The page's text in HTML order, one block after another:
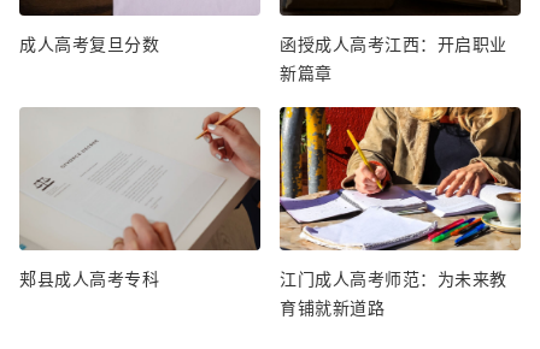
成人高考复旦分数
函授成人高考江西：开启职业
新篇章
郏县成人高考专科
江门成人高考师范：为未来教
育铺就新道路